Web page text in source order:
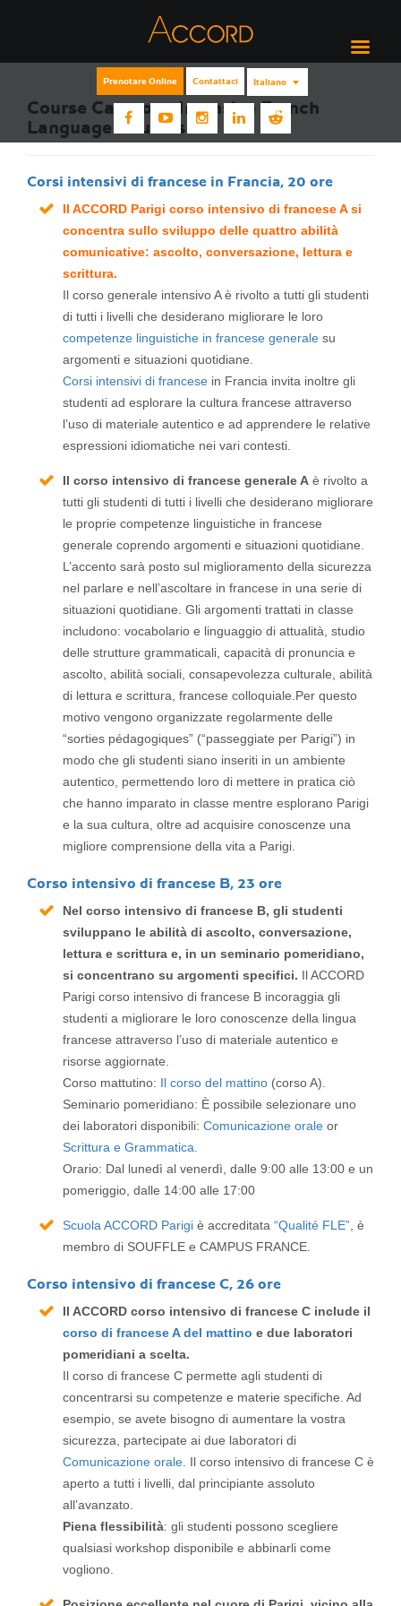
Prenotare Online Contattaci Italiano
Course Category:Intensive French
Language Courses
Corsi intensivi di francese in Francia, 20 ore
Il ACCORD Parigi corso intensivo di francese A si
concentra sullo sviluppo delle quattro abilità
comunicative: ascolto, conversazione, lettura e
scrittura.
Il corso generale intensivo A è rivolto a tutti gli studenti
di tutti i livelli che desiderano migliorare le loro
competenze linguistiche in francese generale su
argomenti e situazioni quotidiane.
Corsi intensivi di francese in Francia invita inoltre gli
studenti ad esplorare la cultura francese attraverso
l’uso di materiale autentico e ad apprendere le relative
espressioni idiomatiche nei vari contesti.
Il corso intensivo di francese generale A è rivolto a
tutti gli studenti di tutti i livelli che desiderano migliorare
le proprie competenze linguistiche in francese
generale coprendo argomenti e situazioni quotidiane.
L’accento sarà posto sul miglioramento della sicurezza
nel parlare e nell’ascoltare in francese in una serie di
situazioni quotidiane. Gli argomenti trattati in classe
includono: vocabolario e linguaggio di attualità, studio
delle strutture grammaticali, capacità di pronuncia e
ascolto, abilità sociali, consapevolezza culturale, abilità
di lettura e scrittura, francese colloquiale.Per questo
motivo vengono organizzate regolarmente delle
“sorties pédagogiques” (“passeggiate per Parigi”) in
modo che gli studenti siano inseriti in un ambiente
autentico, permettendo loro di mettere in pratica ciò
che hanno imparato in classe mentre esplorano Parigi
e la sua cultura, oltre ad acquisire conoscenze una
migliore comprensione della vita a Parigi.
Corso intensivo di francese B, 23 ore
Nel corso intensivo di francese B, gli studenti
sviluppano le abilità di ascolto, conversazione,
lettura e scrittura e, in un seminario pomeridiano,
si concentrano su argomenti specifici. Il ACCORD
Parigi corso intensivo di francese B incoraggia gli
studenti a migliorare le loro conoscenze della lingua
francese attraverso l’uso di materiale autentico e
risorse aggiornate.
Corso mattutino: Il corso del mattino (corso A).
Seminario pomeridiano: È possibile selezionare uno
dei laboratori disponibili: Comunicazione orale or
Scrittura e Grammatica.
Orario: Dal lunedì al venerdì, dalle 9:00 alle 13:00 e un
pomeriggio, dalle 14:00 alle 17:00
Scuola ACCORD Parigi è accreditata “Qualité FLE” , è
membro di SOUFFLE e CAMPUS FRANCE.
Corso intensivo di francese C, 26 ore
Il ACCORD corso intensivo di francese C include il
corso di francese A del mattino e due laboratori
pomeridiani a scelta.
Il corso di francese C permette agli studenti di
concentrarsi su competenze e materie specifiche. Ad
esempio, se avete bisogno di aumentare la vostra
sicurezza, partecipate ai due laboratori di
Comunicazione orale . Il corso intensivo di francese C è
aperto a tutti i livelli, dal principiante assoluto
all’avanzato.
Piena flessibilità: gli studenti possono scegliere
qualsiasi workshop disponibile e abbinarli come
vogliono.